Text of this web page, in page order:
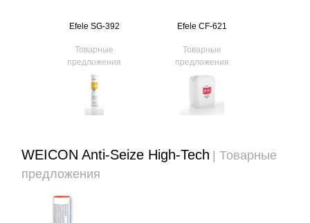
Efele SG-392
Товарные
предложения
Efele CF-621
Товарные
предложения
WEICON Anti-Seize High-Tech | Товарные
предложения